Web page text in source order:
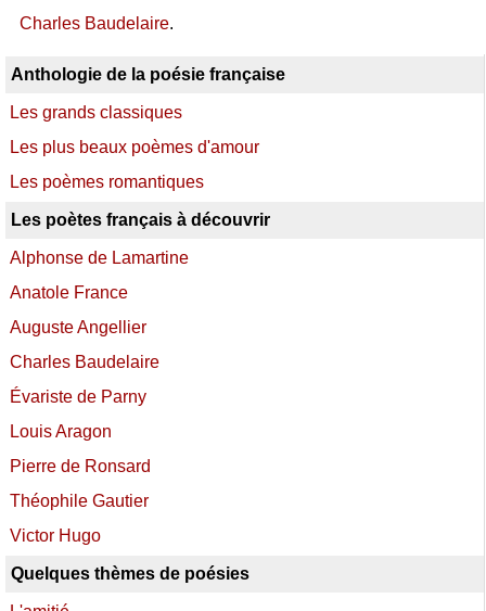
Charles Baudelaire.
Anthologie de la poésie française
Les grands classiques
Les plus beaux poèmes d'amour
Les poèmes romantiques
Les poètes français à découvrir
Alphonse de Lamartine
Anatole France
Auguste Angellier
Charles Baudelaire
Évariste de Parny
Louis Aragon
Pierre de Ronsard
Théophile Gautier
Victor Hugo
Quelques thèmes de poésies